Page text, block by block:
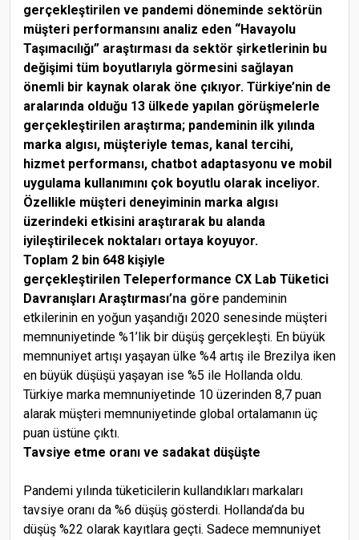
gerçekleştirilen ve pandemi döneminde sektörün
müşteri performansını analiz eden “Havayolu
Taşımacılığı” araştırması da sektör şirketlerinin bu
değişimi tüm boyutlarıyla görmesini sağlayan
önemli bir kaynak olarak öne çıkıyor. Türkiye’nin de
aralarında olduğu 13 ülkede yapılan görüşmelerle
gerçekleştirilen araştırma; pandeminin ilk yılında
marka algısı, müşteriyle temas, kanal tercihi,
hizmet performansı, chatbot adaptasyonu ve mobil
uygulama kullanımını çok boyutlu olarak inceliyor.
Özellikle müşteri deneyiminin marka algısı
üzerindeki etkisini araştırarak bu alanda
iyileştirilecek noktaları ortaya koyuyor.
Toplam 2 bin 648 kişiyle
gerçekleştirilen Teleperformance CX Lab Tüketici
Davranışları Araştırması’na göre pandeminin
etkilerinin en yoğun yaşandığı 2020 senesinde müşteri
memnuniyetinde %1’lik bir düşüş gerçekleşti. En büyük
memnuniyet artışı yaşayan ülke %4 artış ile Brezilya iken
en büyük düşüşü yaşayan ise %5 ile Hollanda oldu.
Türkiye marka memnuniyetinde 10 üzerinden 8,7 puan
alarak müşteri memnuniyetinde global ortalamanın üç
puan üstüne çıktı.
Tavsiye etme oranı ve sadakat düşüşte
Pandemi yılında tüketicilerin kullandıkları markaları
tavsiye oranı da %6 düşüş gösterdi. Hollanda’da bu
düşüş %22 olarak kayıtlara geçti. Sadece memnuniyet